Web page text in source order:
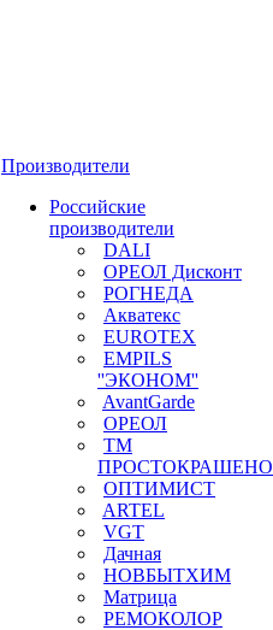
Производители
Российские
производители
DALI
ОРЕОЛ Дисконт
РОГНЕДА
Акватекс
EUROTEX
EMPILS
''ЭКОНОМ''
AvantGarde
ОРЕОЛ
ТМ
ПРОСТОКРАШЕНО
ОПТИМИСТ
ARTEL
VGT
Дачная
НОВБЫТХИМ
Матрица
РЕМОКОЛОР